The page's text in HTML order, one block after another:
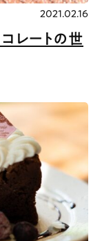
レートの世
2021.02.16